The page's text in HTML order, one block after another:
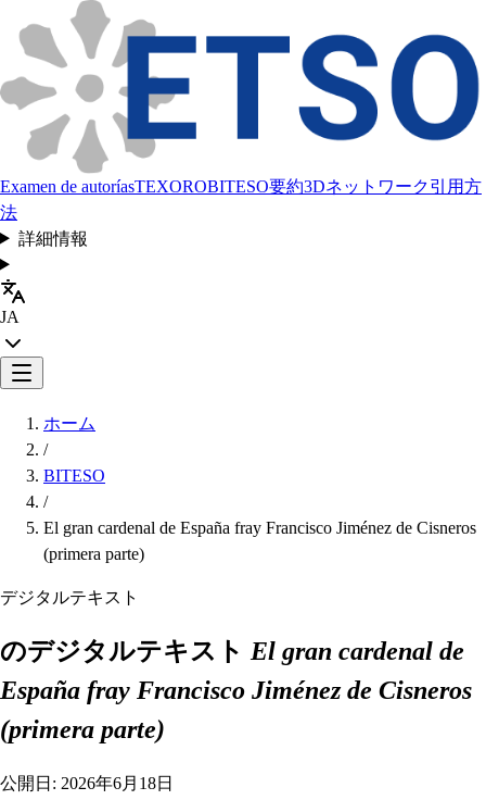
Examen de autoríasTEXOROBITESO要約3Dネットワーク引用方
法
詳細情報
JA
ホーム
/
BITESO
/
El gran cardenal de España fray Francisco Jiménez de Cisneros
(primera parte)
デジタルテキスト
のデジタルテキスト El gran cardenal de
España fray Francisco Jiménez de Cisneros
(primera parte)
公開日: 2026年6月18日